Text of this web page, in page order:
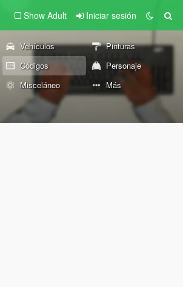
Show Adult Iniciar sesión
Vehículos
Pinturas
Códigos
Personaje
Misceláneo Más